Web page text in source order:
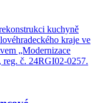
kuchyně
kraje ve
„Modernizace
reg. č. 24RGI02-0257.